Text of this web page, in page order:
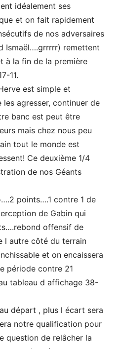
idéalement ses
et on fait rapidement
de nos adversaires
Ismaël….grrrrr) remettent
à la fin de la première
11.
est simple et
agresser, continuer de
banc est peut être
mais chez nous peu
tout le monde est
Ce deuxième 1/4
de nos Géants
points….1 contre 1 de
de Gabin qui
offensif de
l autre côté du terrain
et on encaissera
période contre 21
tableau d affichage 38-
départ , plus l écart sera
notre qualification pour
question de relâcher la